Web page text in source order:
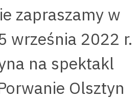
zapraszamy w
września 2022 r.
na spektakl
Olsztyn